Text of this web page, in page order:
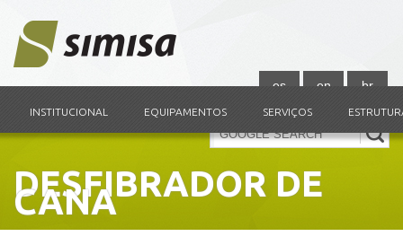
br
en
es
INSTITUCIONAL EQUIPAMENTOS SERVIÇOS
DESFIBRADOR DE
CANA